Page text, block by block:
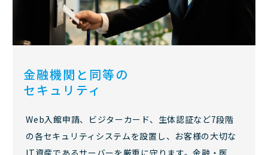
金融機関と同等の
セキュリティ
Web入館申請、ビジターカード、生体認証など7段階
の各セキュリティシステムを設置し、お客様の大切な